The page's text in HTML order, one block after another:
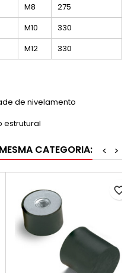
M8
275
M10
330
M12 330
de nivelamento
estrutural
CATEGORIA: >
<
favorite_border